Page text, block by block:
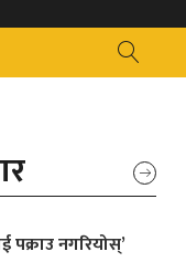
पक्राउ नगरियोस्’